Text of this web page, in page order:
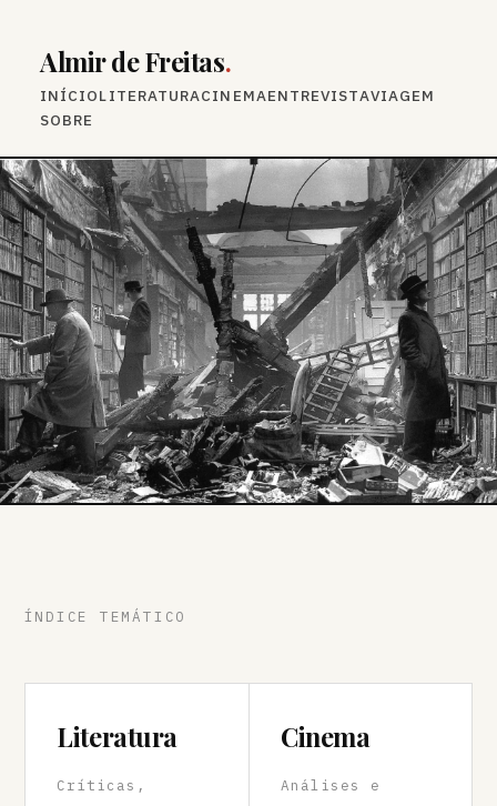
Almir de Freitas.
INÍCIOLITERATURACINEMAENTREVISTAVIAGEM
SOBRE
ÍNDICE TEMÁTICO
Literatura
Críticas,
Cinema
Análises e